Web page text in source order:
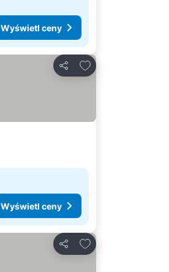
Wyświetl ceny
Udostępnij
Dodaj do ulubionych
Wyświetl ceny
Udostępnij
Dodaj do ulubionych